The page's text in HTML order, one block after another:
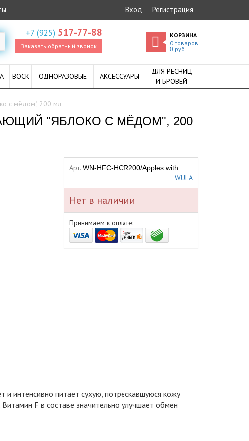
Вход Регистрация
+7 (925) 517-77-88
Заказать обратный звонок
КОРЗИНА
0 товаров
0руб
ВОСК ОДНОРАЗОВЫЕ АКСЕССУАРЫ
ДЛЯ РЕСНИЦ
И БРОВЕЙ
с мёдом", 200 мл
"ЯБЛОКО С МЁДОМ", 200
Арт. WN-HFC-HCR200/Apples with
WULA
Нет в наличии
Принимаем к оплате:
интенсивно питает сухую, потрескавшуюся кожу
F в составе значительно улучшает обмен